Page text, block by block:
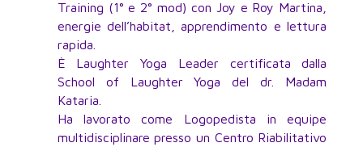
Training (1° e 2° mod) con Joy e Roy Martina,
energie dell’habitat, apprendimento e lettura
rapida.
È Laughter Yoga Leader certificata dalla
School of Laughter Yoga del dr. Madam
Kataria.
Ha lavorato come Logopedista in equipe
multidisciplinare presso un Centro Riabilitativo